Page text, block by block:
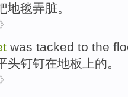
地毯弄脏。
was tacked to the
头钉钉在地板上的。